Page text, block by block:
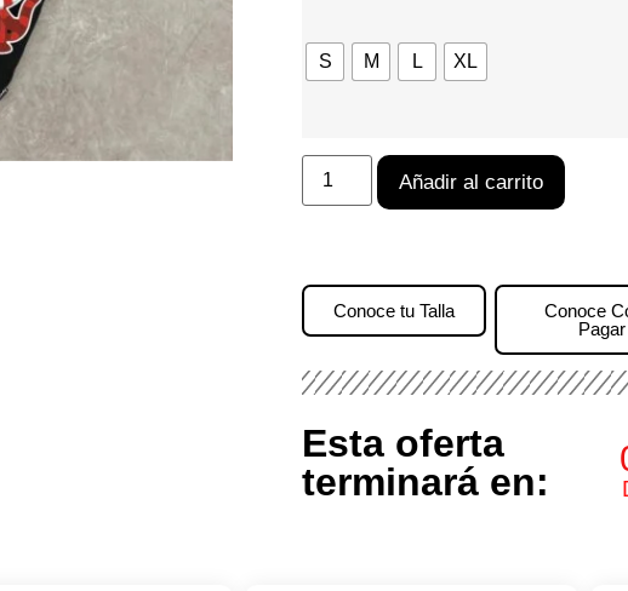
S M L XL
Añadir al carrito
Conoce tu Talla
Conoce
Pagar
Esta oferta
terminará en: